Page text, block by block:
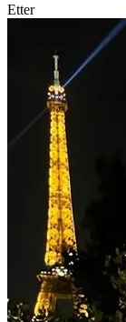
Etter